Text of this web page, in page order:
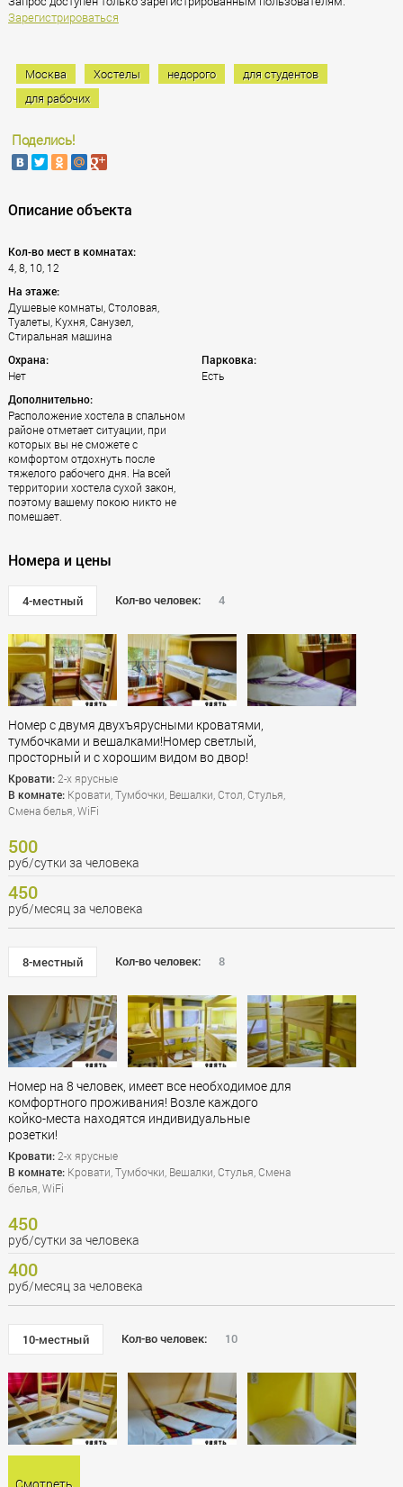
Зарегистрироваться
Москва Хостелы недорого
для студентов
для рабочих
Поделись!
Описание объекта
Кол-во мест в комнатах:
4, 8, 10, 12
На этаже:
Душевые комнаты, Столовая,
Туалеты, Кухня, Санузел,
Стиральная машина
Охрана:
Нет
Парковка:
Есть
Дополнительно:
Расположение хостела в спальном
районе отметает ситуации, при
которых вы не сможете с
комфортом отдохнуть после
тяжелого рабочего дня. На всей
территории хостела сухой закон,
поэтому вашему покою никто не
помешает.
Номера и цены
4-местный Кол-во человек: 4
Номер с двумя двухъярусными кроватями,
тумбочками и вешалками!Номер светлый,
просторный и с хорошим видом во двор!
Кровати:2-х ярусные
В комнате:Кровати, Тумбочки, Вешалки, Стол, Стулья,
Смена белья, WiFi
500
руб/сутки за человека
450
руб/месяц за человека
8-местный Кол-во человек: 8
Номер на 8 человек, имеет все необходимое для
комфортного проживания! Возле каждого
койко-места находятся индивидуальные
розетки!
Кровати:2-х ярусные
В комнате:Кровати, Тумбочки, Вешалки, Стулья, Смена
белья, WiFi
450
руб/сутки за человека
400
руб/месяц за человека
10-местный Кол-во человек: 10